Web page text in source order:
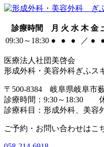
診療時間 月 火 水 木 金
09:30～18:30 ● ● ● ／ ●
医療法人社団美啓会
形成外科・美容外科ぎふス
〒500-8384 岐阜県岐阜市
診療時間：9:30～18:30
診療科目：形成外科、美容
ご予約・お問い合わせはこ